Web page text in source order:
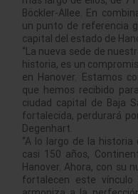
Böckler-Allee. En
un punto de referencia
capital del estado de
“La nueva sede de
historia, es un
en Hanover. Estamos
que hemos recibido
ciudad capital de Baja
fortalecida, perdurará
Degenhart.
“A lo largo de la
casi 150 años,
Hanover. Ahora, con su
fortalecen este vínculo